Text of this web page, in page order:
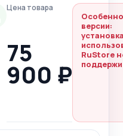
Цена товара
75
900 ₽
версии:
RuStore